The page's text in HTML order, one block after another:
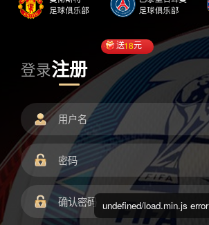
登录注册
送18元
undefined/load.min.js error